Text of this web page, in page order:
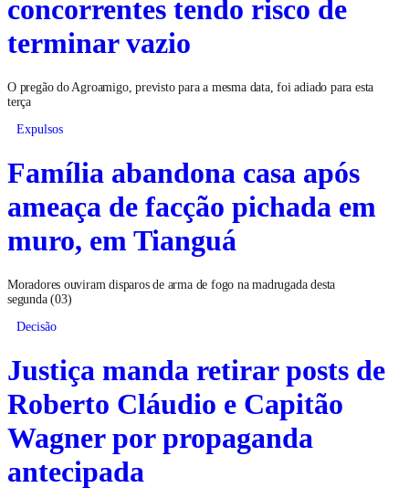
concorrentes tendo risco de
terminar vazio
O pregão do Agroamigo, previsto para a mesma data, foi adiado para esta
terça
Expulsos
Família abandona casa após
ameaça de facção pichada em
muro, em Tianguá
Moradores ouviram disparos de arma de fogo na madrugada desta
segunda (03)
Decisão
Justiça manda retirar posts de
Roberto Cláudio e Capitão
Wagner por propaganda
antecipada